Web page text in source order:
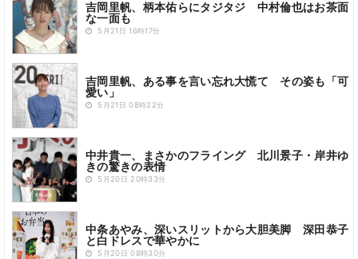
吉岡里帆、柄本佑らにタジタジ 中村倫也はお茶面
な一面も
5月21日 16時17分
吉岡里帆、ある事を言い忘れ大慌て その姿も「可
愛い」
5月21日 08時22分
中井貴一、まさかのフライング 北川景子・岸井ゆ
きの驚きの表情
5月20日 20時33分
中条あやみ、深いスリットから大胆美脚 深田恭子
と白ドレスで華やかに
5月20日 08時30分